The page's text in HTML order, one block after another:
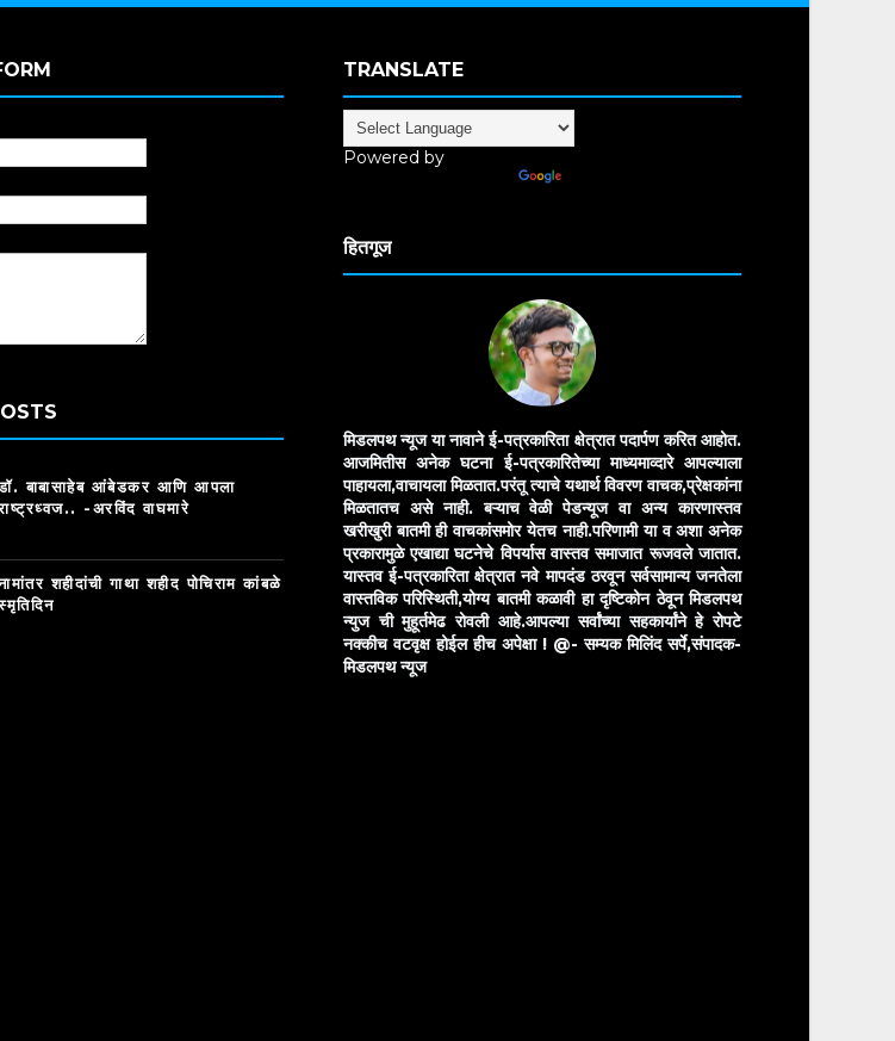
बाबासाहेब आंबेडकर आणि आपला
-अरविंद वाघमारे
शहीदांची गाथा शहीद पोचिराम कांबळे
TRANSLATE
Powered by
हितगूज
मिडलपथ न्यूज या नावाने ई-पत्रकारिता क्षेत्रात पदार्पण करित आहोत.
आजमितीस अनेक घटना ई-पत्रकारितेच्या माध्यमाव्दारे आपल्याला
पाहायला,वाचायला मिळतात.परंतू त्याचे यथार्थ विवरण वाचक,प्रेक्षकांना
मिळतातच असे नाही. बऱ्याच वेळी पेडन्यूज वा अन्य कारणास्तव
खरीखुरी बातमी ही वाचकांसमोर येतच नाही.परिणामी या व अशा अनेक
प्रकारामुळे एखाद्या घटनेचे विपर्यास वास्तव समाजात रूजवले जातात.
यास्तव ई-पत्रकारिता क्षेत्रात नवे मापदंड ठरवून सर्वसामान्य जनतेला
वास्तविक परिस्थिती,योग्य बातमी कळावी हा दृष्टिकोन ठेवून मिडलपथ
न्युज ची मुहूर्तमेढ रोवली आहे.आपल्या सर्वांच्या सहकार्यांने हे रोपटे
नक्कीच वटवृक्ष होईल हीच अपेक्षा ! @- सम्यक मिलिंद सर्पे,संपादक-
मिडलपथ न्यूज